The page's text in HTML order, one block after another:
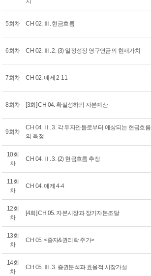
5회차 CH 02. Ⅲ. 현금흐름
6회차 CH 02. Ⅲ. 2. (3) 일정성장 영구연금의 현재가치
7회차 CH 02. 예제 2-11
8회차 [3회] CH 04. 확실성하의 자본예산
9회차
CH 04. Ⅱ. 3. 각 투자안들로부터 예상되는 현금흐름
의 측정
10회
차
CH 04. Ⅱ. 3. (2) 현금흐름 추정
11회
차
CH 04. 예제 4-4
12회
차
[4회] CH 05. 자본시장과 장기자본조달
13회
차
CH 05. <증자&권리락 주가>
14회
차
CH 05. Ⅲ. 3. 증권분석과 효율적 시장가설